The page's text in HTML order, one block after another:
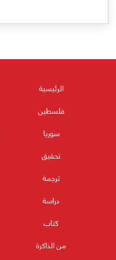
الرئيسية
فلسطين
سوريا
تحقيق
ترجمة
دراسة
كتاب
من الذاكرة